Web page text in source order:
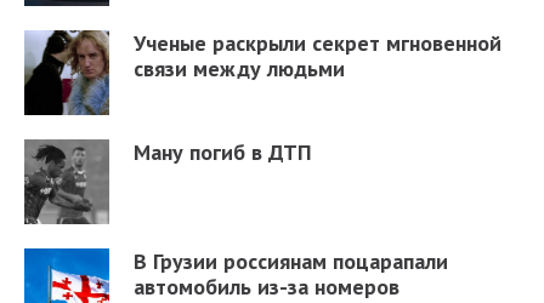
Ученые раскрыли секрет мгновенной
связи между людьми
Ману погиб в ДТП
В Грузии россиянам поцарапали
автомобиль из-за номеров